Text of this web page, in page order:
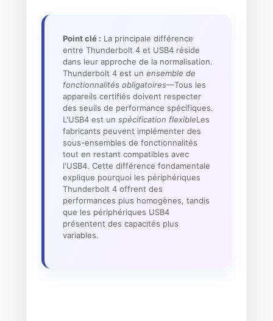
Point clé : La principale différence
entre Thunderbolt 4 et USB4 réside
dans leur approche de la normalisation.
Thunderbolt 4 est un ensemble de
fonctionnalités obligatoires—Tous les
appareils certifiés doivent respecter
des seuils de performance spécifiques.
L'USB4 est un spécification flexibleLes
fabricants peuvent implémenter des
sous-ensembles de fonctionnalités
tout en restant compatibles avec
l'USB4. Cette différence fondamentale
explique pourquoi les périphériques
Thunderbolt 4 offrent des
performances plus homogènes, tandis
que les périphériques USB4
présentent des capacités plus
variables.